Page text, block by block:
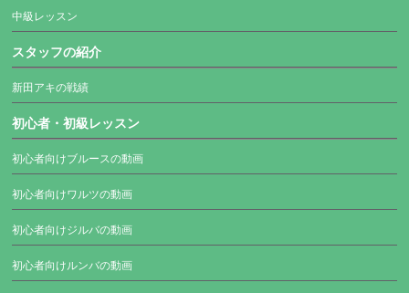
中級レッスン
スタッフの紹介
新田アキの戦績
初心者・初級レッスン
初心者向けブルースの動画
初心者向けワルツの動画
初心者向けジルバの動画
初心者向けルンバの動画